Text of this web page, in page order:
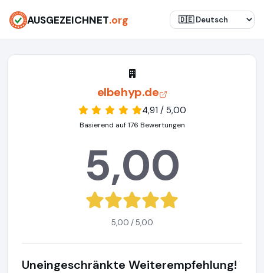
AUSGEZEICHNET.org
elbehyp.de
4,91 / 5,00
Basierend auf 176 Bewertungen
5,00
5,00 / 5,00
Uneingeschränkte Weiterempfehlung!